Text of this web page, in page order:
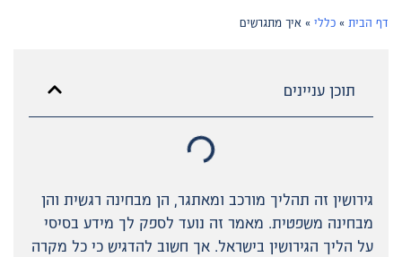
דף הבית » כללי » איך מתגרשים
תוכן עניינים
גירושין זה תהליך מורכב ומאתגר, הן מבחינה רגשית והן
מבחינה משפטית. מאמר זה נועד לספק לך מידע בסיסי
על הליך הגירושין בישראל. אך חשוב להדגיש כי כל מקרה